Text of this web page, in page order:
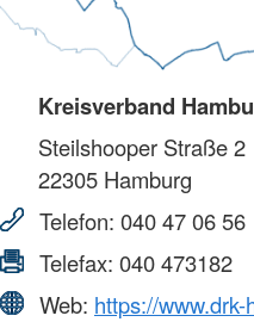
Kreisverband
Steilshooper Straße 2
22305 Hamburg
Telefon: 040 47 06 56
Telefax: 040 473182
Web: https://